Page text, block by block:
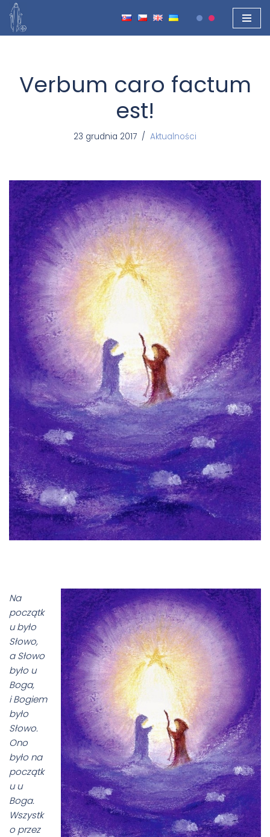
Przejdź
Verbum caro factum
est!
23 grudnia 2017 Aktualności
Na
początk
u było
Słowo,
a Słowo
było u
Boga,
i Bogiem
było
Słowo.
Ono
było na
początk
u u
Boga.
Wszystk
o przez